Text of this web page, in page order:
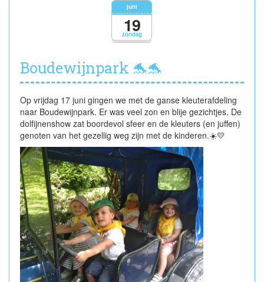
zondag
juni
19
Boudewijnpark 🐬🐬
Op vrijdag 17 juni gingen we met de ganse kleuterafdeling
naar Boudewijnpark. Er was veel zon en blije gezichtjes. De
dolfijnenshow zat boordevol sfeer en de kleuters (en juffen)
genoten van het gezellig weg zijn met de kinderen.☀️💛